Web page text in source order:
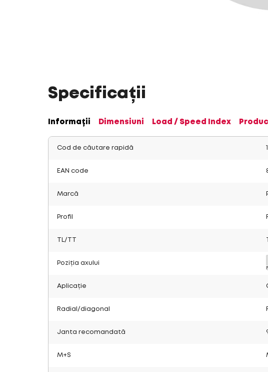
Specificații
Informații Dimensiuni Load / Speed Index
Cod de căutare rapidă
EAN code
Marcă
Profil
TL/TT
Poziția axului
Aplicație
Radial/diagonal
Janta recomandată
M+S